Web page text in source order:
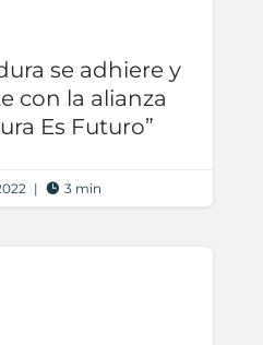
se adhiere y
con la alianza
Es Futuro”
|  3 min